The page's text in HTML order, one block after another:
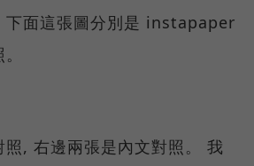
下面這張圖分別是 instapaper
, 右邊兩張是內文對照。 我